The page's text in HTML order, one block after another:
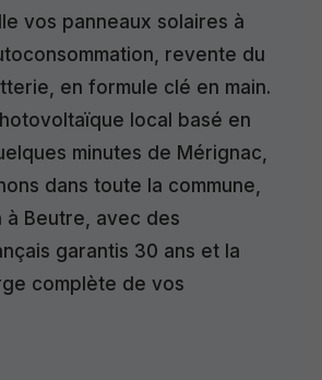
vos panneaux solaires à
revente du
en formule clé en main.
local basé en
minutes de Mérignac,
dans toute la commune,
à Beutre, avec des
garantis 30 ans et la
complète de vos